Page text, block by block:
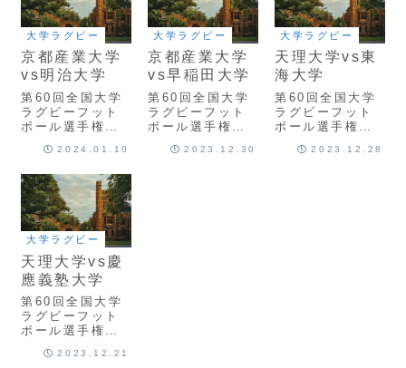
大学ラグビー
京都産業大学
vs明治大学
第60回全国大学
ラグビーフット
ボール選手権大
産業大学vs明治
ScrumReview
2024.01.10
大学ラグビー
京都産業大学
vs早稲田大学
第60回全国大学
ラグビーフット
ボール選手権大
都産業大学vs早
2023.12.30
大学ラグビー
天理大学vs東
海大学
第60回全国大学
ラグビーフット
ボール選手権大
理大学vs東海大
2023.12.28
大学ラグビー
天理大学vs慶
應義塾大学
第60回全国大学
ラグビーフット
ボール選手権大
学vs慶應義塾大
2023.12.21